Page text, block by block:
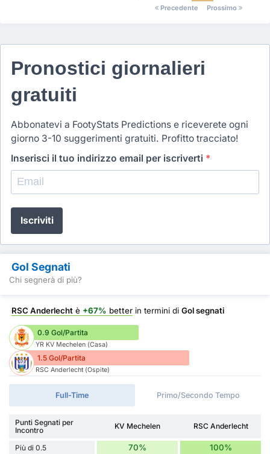
Precedente
Prossimo
Pronostici giornalieri
gratuiti
Abbonatevi a FootyStats Predictions e riceverete ogni
giorno 3-10 suggerimenti gratuiti. Profitto tracciato!
Inserisci il tuo indirizzo email per iscriverti *
Iscriviti
Gol Segnati
Chi segnerà di più?
RSC Anderlecht è +67% better in termini di Gol segnati
0.9 Gol/Partita
YR KV Mechelen (Casa)
1.5 Gol/Partita
RSC Anderlecht (Ospite)
Full-Time Primo/Secondo Tempo
Punti Segnati per
Incontro
KV Mechelen RSC Anderlecht
Più di 0.5 70% 100%